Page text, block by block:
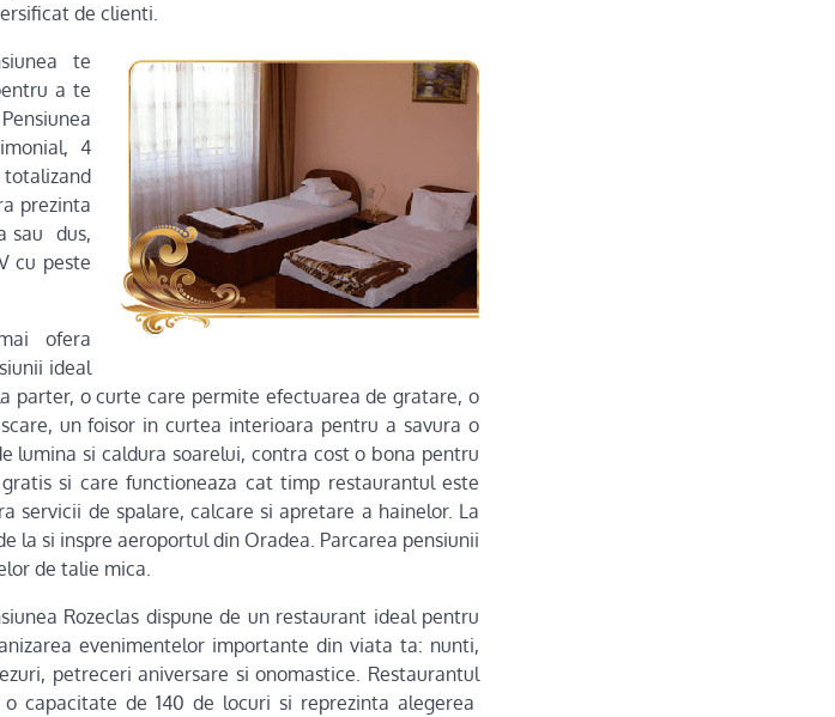
de clienti.
te
a te
4
prezinta
sau dus,
cu peste
ofera
ideal
parter, o curte care permite efectuarea de gratare, o
un foisor in curtea interioara pentru a savura o
lumina si caldura soarelui, contra cost o bona pentru
si care functioneaza cat timp restaurantul este
servicii de spalare, calcare si apretare a hainelor. La
la si inspre aeroportul din Oradea. Parcarea pensiunii
de talie mica.
Rozeclas dispune de un restaurant ideal pentru
evenimentelor importante din viata ta: nunti,
petreceri aniversare si onomastice. Restaurantul
capacitate de 140 de locuri si reprezinta alegerea